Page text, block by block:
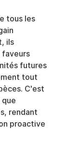
tous les
ils
faveurs
futures
tout
C'est
rendant
proactive